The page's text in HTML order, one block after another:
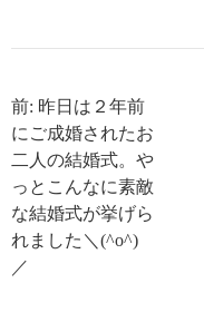
前: 昨日は２年前
にご成婚されたお
二人の結婚式。や
っとこんなに素敵
な結婚式が挙げら
れました＼(^o^)
／